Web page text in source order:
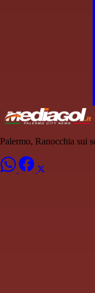
Palermo, Ranocchia sui